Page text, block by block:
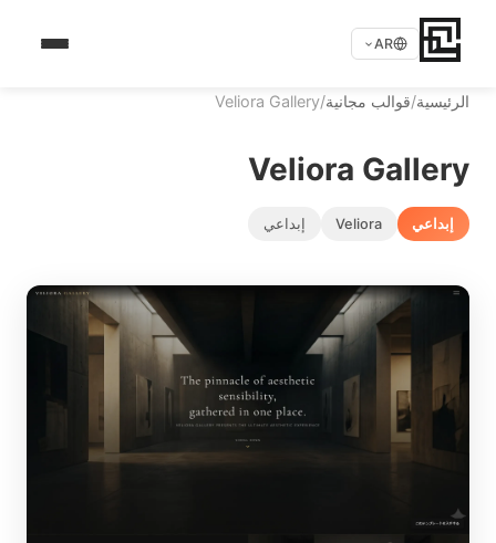
AR
الرئيسية/قوالب مجانية/
Veliora Gallery
Veliora Gallery
إبداعي Veliora إبداعي